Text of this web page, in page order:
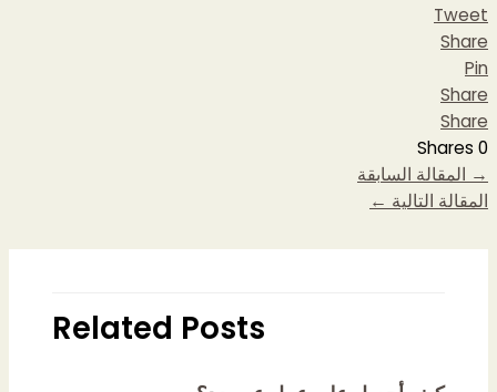
Tweet
Share
Pin
Share
Share
0
Shares
→ المقالة السابقة
المقالة التالية ←
Related Posts